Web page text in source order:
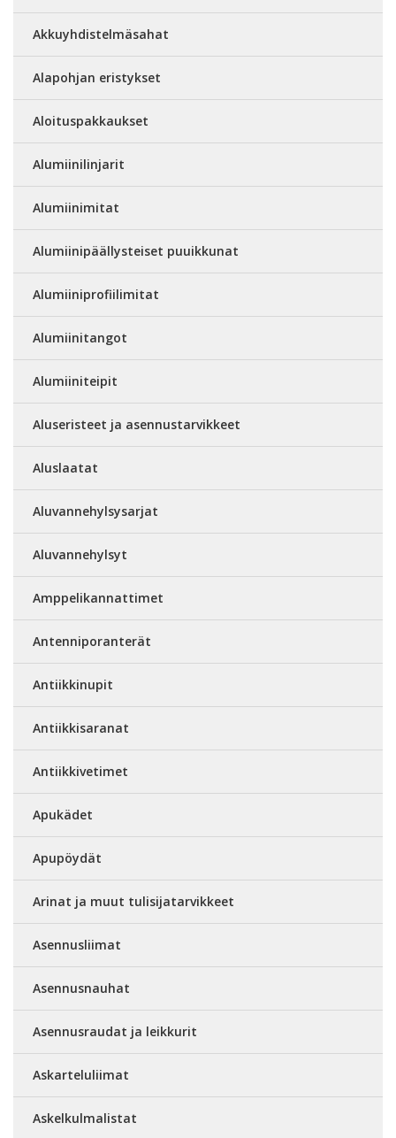
Akkuyhdistelmäsahat
Alapohjan eristykset
Aloituspakkaukset
Alumiinilinjarit
Alumiinimitat
Alumiinipäällysteiset puuikkunat
Alumiiniprofiilimitat
Alumiinitangot
Alumiiniteipit
Aluseristeet ja asennustarvikkeet
Aluslaatat
Aluvannehylsysarjat
Aluvannehylsyt
Amppelikannattimet
Antenniporanterät
Antiikkinupit
Antiikkisaranat
Antiikkivetimet
Apukädet
Apupöydät
Arinat ja muut tulisijatarvikkeet
Asennusliimat
Asennusnauhat
Asennusraudat ja leikkurit
Askarteluliimat
Askelkulmalistat